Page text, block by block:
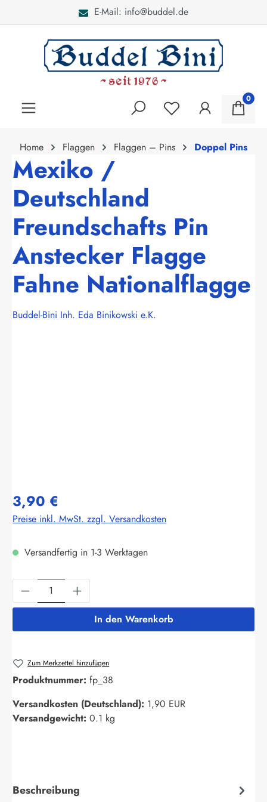
E-Mail: info@buddel.de
0
Home Flaggen Flaggen – Pins Doppel Pins
Mexiko /
Deutschland
Freundschafts Pin
Anstecker Flagge
Fahne Nationalflagge
Buddel-Bini Inh. Eda Binikowski e.K.
3,90 €
Preise inkl. MwSt. zzgl. Versandkosten
Versandfertig in 1-3 Werktagen
Produkt Anzahl: Gib den gewünschten
In den Warenkorb
Zum Merkzettel hinzufügen
Produktnummer: fp_38
Versandkosten (Deutschland): 1,90 EUR
Versandgewicht: 0.1 kg
Beschreibung